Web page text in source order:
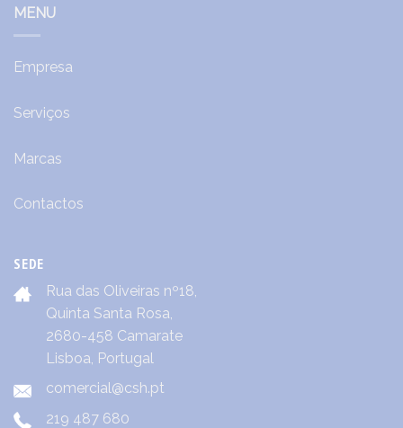
MENU
Empresa
Serviços
Marcas
Contactos
SEDE
Rua das Oliveiras nº18,
Quinta Santa Rosa,
2680-458 Camarate
Lisboa, Portugal
comercial@csh.pt
219 487 680